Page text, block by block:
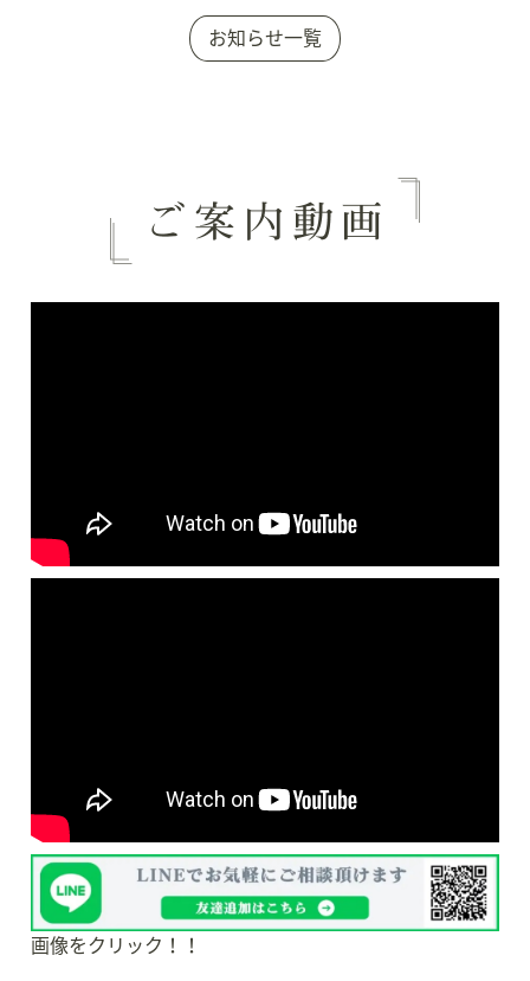
お知らせ一覧
画像をクリック！！